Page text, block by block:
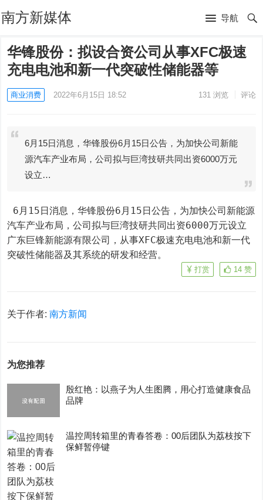
南方新媒体 导航
华锋股份：拟设合资公司从事XFC极速
充电电池和新一代突破性储能器等
商业消费 2022年6月15日 18:52 131浏览 评论
6月15日消息，华锋股份6月15日公告，为加快公司新能
源汽车产业布局，公司拟与巨湾技研共同出资6000万元
设立…
汽车产业布局，公司拟与巨湾技研共同出资6000万元设立
广东巨锋新能源有限公司，从事XFC极速充电电池和新一代
突破性储能器及其系统的研发和经营。
14 赞
打赏
关于作者:南方新闻
为您推荐
殷红艳：以燕子为人生图腾，用心打造健康食品
品牌
温控周转箱里的青春答卷：00后团队为荔枝按下
保鲜暂停键